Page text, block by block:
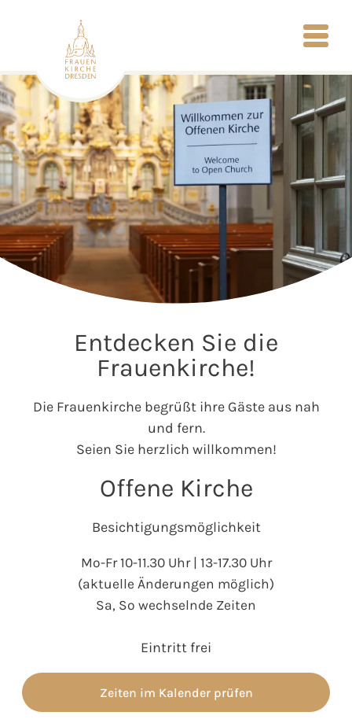
Entdecken Sie die
Frauenkirche!
Die Frauenkirche begrüßt ihre Gäste aus nah
und fern.
Seien Sie herzlich willkommen!
Offene Kirche
Besichtigungsmöglichkeit
Mo-Fr 10-11.30 Uhr | 13-17.30 Uhr
(aktuelle Änderungen möglich)
Sa, So wechselnde Zeiten
Eintritt frei
Zeiten im Kalender prüfen